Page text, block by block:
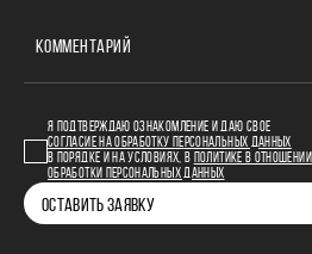
КОММЕНТАРИЙ
Я ПОДТВЕРЖДАЮ ОЗНАКОМЛЕНИЕ И ДАЮ СВОЕ
СОГЛАСИЕ НА ОБРАБОТКУ ПЕРСОНАЛЬНЫХ ДАННЫХ
В ПОРЯДКЕ И НА УСЛОВИЯХ, В
ПОЛИТИКЕ В ОТНОШЕНИИ
ОБРАБОТКИ ПЕРСОНАЛЬНЫХ ДАННЫХ
ОСТАВИТЬ ЗАЯВКУ